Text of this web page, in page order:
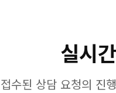
실시
접수된 상담 요청의 진